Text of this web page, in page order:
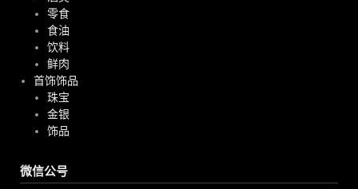
零食
食油
饮料
鲜肉
首饰饰品
珠宝
金银
饰品
微信公号